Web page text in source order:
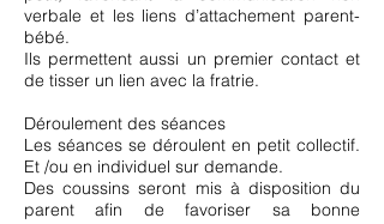
verbale et les liens d’attachement parent-
bébé.
Ils permettent aussi un premier contact et
de tisser un lien avec la fratrie.
Déroulement des séances
Les séances se déroulent en petit collectif.
Et /ou en individuel sur demande.
Des coussins seront mis à disposition du
parent afin de favoriser sa bonne